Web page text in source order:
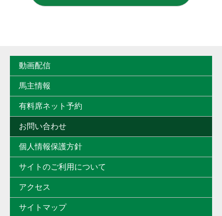
動画配信
馬主情報
有料席ネット予約
お問い合わせ
個人情報保護方針
サイトのご利用について
アクセス
サイトマップ